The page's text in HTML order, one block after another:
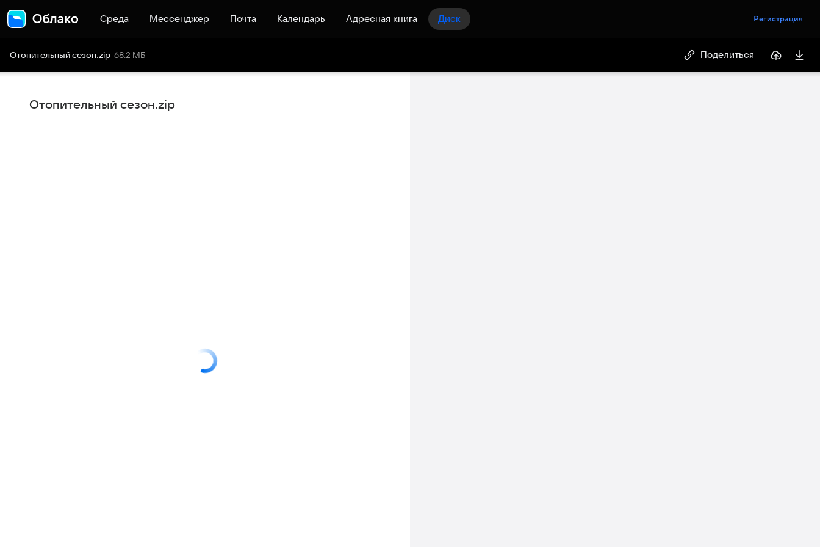
Среда Мессенджер Почта Календарь Адресная книга Диск Регистрация
Отопительный сезон.zip 68.2 МБ Поделиться
Отопительный сезон.zip